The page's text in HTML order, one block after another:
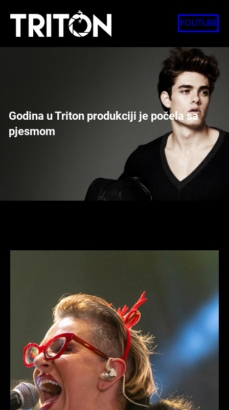
content
YOUTUBE
Godina u Triton produkciji je počela sa
pjesmom